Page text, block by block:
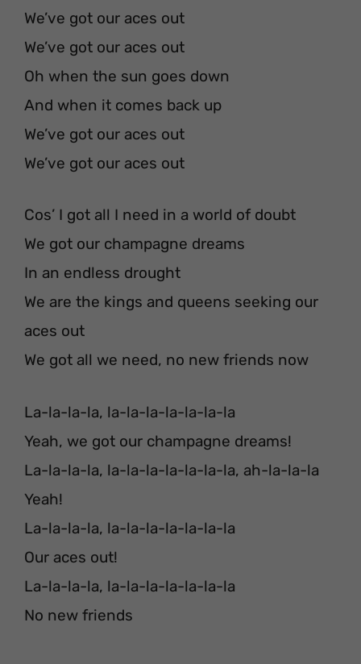
We’ve got our aces out
We’ve got our aces out
Oh when the sun goes down
And when it comes back up
We’ve got our aces out
We’ve got our aces out
Cos’ I got all I need in a world of doubt
We got our champagne dreams
In an endless drought
We are the kings and queens seeking our
aces out
We got all we need, no new friends now
La-la-la-la, la-la-la-la-la-la-la
Yeah, we got our champagne dreams!
La-la-la-la, la-la-la-la-la-la-la, ah-la-la-la
Yeah!
La-la-la-la, la-la-la-la-la-la-la
Our aces out!
La-la-la-la, la-la-la-la-la-la-la
No new friends